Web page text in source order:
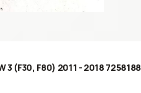
3 (F30, F80) 2011 - 2018 7258188